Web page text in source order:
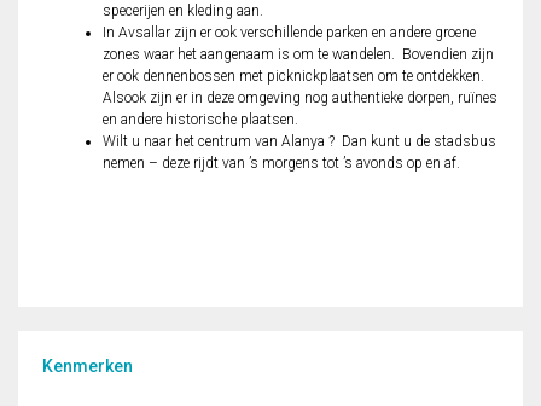
specerijen en kleding aan.
In Avsallar zijn er ook verschillende parken en andere groene
zones waar het aangenaam is om te wandelen. Bovendien zijn
er ook dennenbossen met picknickplaatsen om te ontdekken.
Alsook zijn er in deze omgeving nog authentieke dorpen, ruïnes
en andere historische plaatsen.
Wilt u naar het centrum van Alanya ? Dan kunt u de stadsbus
nemen – deze rijdt van ’s morgens tot ’s avonds op en af.
Kenmerken